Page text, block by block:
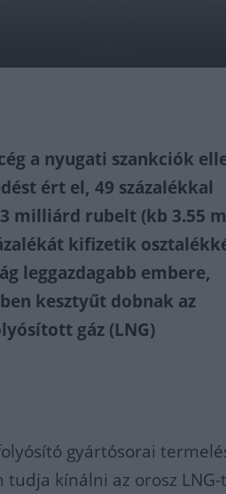
a nyugati szankciók
ért el, 49 százalékkal
milliárd rubelt (kb 3.55
kifizetik
leggazdagabb embere,
kesztyűt dobnak az
gáz (LNG)
gyártósorai
kínálni az orosz LNG-